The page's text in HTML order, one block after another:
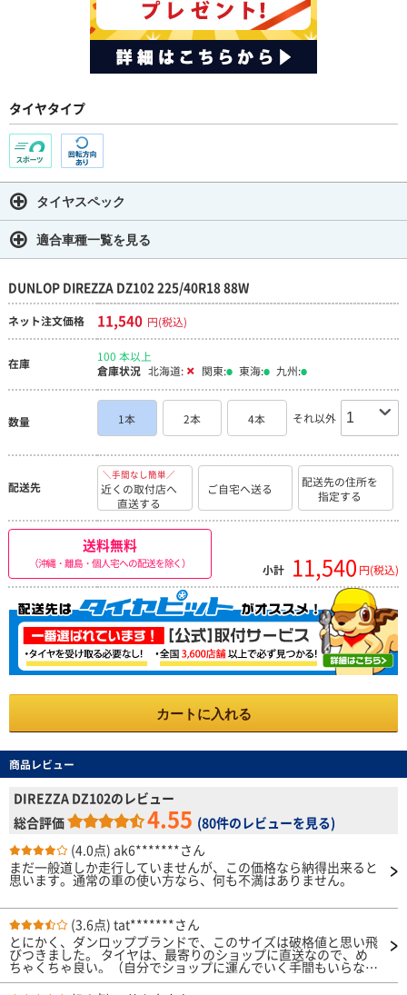
タイヤタイプ
タイヤスペック
適合車種一覧を見る
DUNLOP DIREZZA DZ102 225/40R18 88W
ネット注文価格 11,540 円(税込)
在庫
100 本以上
倉庫状況 北海道: 関東: 東海: 九州:
数量 1本 2本 4本 それ以外
配送先
＼手間なし簡単／
近くの取付店へ
直送する
ご自宅へ送る
配送先の住所を
指定する
送料無料
（沖縄・離島・個人宅への配送を除く） 小計 11,540 円(税込)
カートに入れる
商品レビュー
DIREZZA DZ102のレビュー
総合評価
4.55 (80件のレビューを見る)
(4.0点) ak6*******さん
まだ一般道しか走行していませんが、この価格なら納得出来ると
思います。通常の車の使い方なら、何も不満はありません。
(3.6点) tat*******さん
とにかく、ダンロップブランドで、このサイズは破格値と思い飛
びつきました。 タイヤは、最寄りのショップに直送なので、め
ちゃくちゃ良い。（自分でショップに運んでいく手間もいらない
し） 4本購入してましたが、最初は、諸事情のため、フロント2